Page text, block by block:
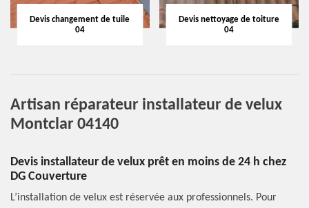
Devis changement de tuile
04
Devis nettoyage de toiture
04
Artisan réparateur installateur de velux
Montclar 04140
Devis installateur de velux prêt en moins de 24 h chez
DG Couverture
L’installation de velux est réservée aux professionnels. Pour